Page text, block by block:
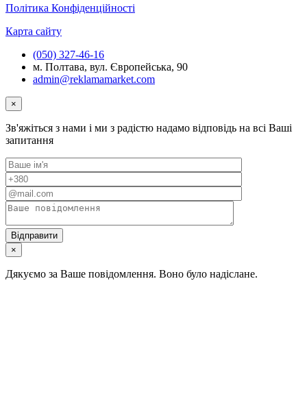
Політика Конфіденційності
Карта сайту
(050) 327-46-16
м. Полтава, вул. Європейська, 90
admin@reklamamarket.com
×
Зв'яжіться з нами і ми з радістю надамо відповідь на всі Ваші
запитання
×
Дякуємо за Ваше повідомлення. Воно було надіслане.